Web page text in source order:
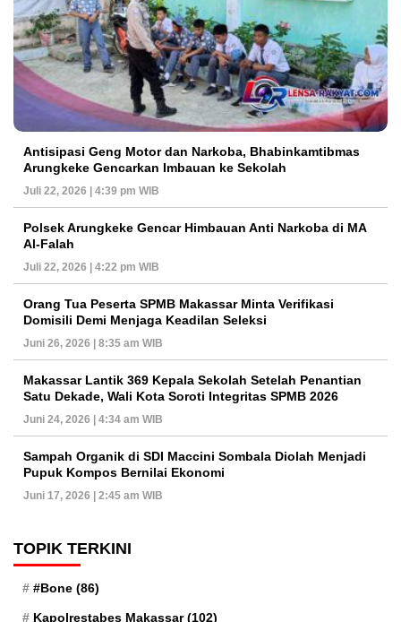
Antisipasi Geng Motor dan Narkoba, Bhabinkamtibmas
Arungkeke Gencarkan Imbauan ke Sekolah
Juli 22, 2026 | 4:39 pm WIB
Polsek Arungkeke Gencar Himbauan Anti Narkoba di MA
Al-Falah
Juli 22, 2026 | 4:22 pm WIB
Orang Tua Peserta SPMB Makassar Minta Verifikasi
Domisili Demi Menjaga Keadilan Seleksi
Juni 26, 2026 | 8:35 am WIB
Makassar Lantik 369 Kepala Sekolah Setelah Penantian
Satu Dekade, Wali Kota Soroti Integritas SPMB 2026
Juni 24, 2026 | 4:34 am WIB
Sampah Organik di SDI Maccini Sombala Diolah Menjadi
Pupuk Kompos Bernilai Ekonomi
Juni 17, 2026 | 2:45 am WIB
TOPIK TERKINI
#Bone (86)
Kapolrestabes Makassar(102)